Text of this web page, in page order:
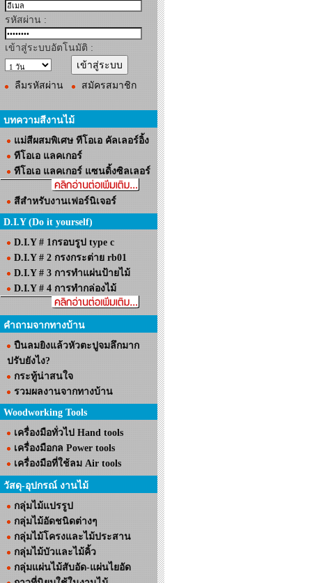
รหัสผ่าน :
เข้าสู่ระบบอัตโนมัติ :
ลืมรหัสผ่าน สมัครสมาชิก
บทความสีงานไม้
แม่สีผสมพิเศษ ทีโอเอ คัลเลอร์อิ้ง
ทีโอเอ แลคเกอร์
ทีโอเอ แลคเกอร์ แซนดิ้งซิลเลอร์
สีสำหรับงานเฟอร์นิเจอร์
D.I.Y (Do it yourself)
D.I.Y # 1กรอบรูป type c
D.I.Y # 2 กรงกระต่าย rb01
D.I.Y # 3 การทำแผ่นป้ายไม้
D.I.Y # 4 การทำกล่องไม้
คำถามจากทางบ้าน
ปืนลมยิงแล้วหัวตะปูจมลึกมาก
ปรับยังไง?
กระทู้น่าสนใจ
รวมผลงานจากทางบ้าน
Woodworking Tools
เครื่องมือทั่วไป Hand tools
เครื่องมือกล Power tools
เครื่องมือที่ใช้ลม Air tools
วัสดุ-อุปกรณ์ งานไม้
กลุ่มไม้แปรรูป
กลุ่มไม้อัดชนิดต่างๆ
กลุ่มไม้โครงและไม้ประสาน
กลุ่มไม้บัวและไม้คิ้ว
กลุ่มแผ่นไม้สับอัด-แผ่นไยอัด